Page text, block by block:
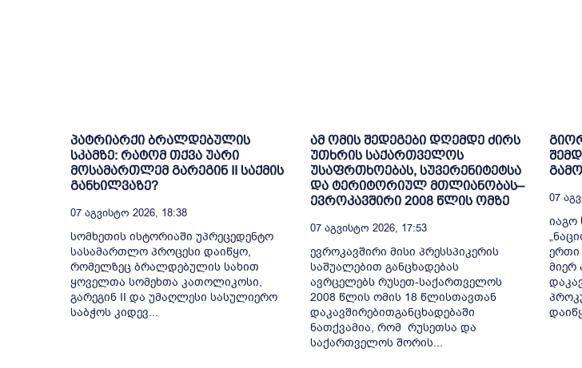
პატრიარქი ბრალდებულის
სკამზე: რატომ თქვა უარი
მოსამართლემ გარეგინ II საქმის
განხილვაზე?
07 Აგვისტო 2026, 18:38
სომხეთის ისტორიაში უპრეცედენტო
სასამართლო პროცესი დაიწყო,
რომელზეც ბრალდებულის სახით
ყოველთა სომეხთა კათოლიკოსი,
გარეგინ II და უმაღლესი სასულიერო
საბჭოს კიდევ...
ამ ომის შედეგები დღემდე ძირს
უთხრის საქართველოს
უსაფრთხოებას, სუვერენიტეტსა
და ტერიტორიულ მთლიანობას–
ევროკავშირი 2008 წლის ომზე
07 Აგვისტო 2026, 17:53
ევროკავშირი მისი პრესსპიკერის
საშუალებით განცხადებას
ავრცელებს რუსეთ-საქართველოს
2008 წლის ომის 18 წლისთავთან
დაკავშირებითგანცხადებაში
ნათქვამია, რომ რუსეთსა და
საქართველოს შორის...
07
იაგო
ერთი
მიერ